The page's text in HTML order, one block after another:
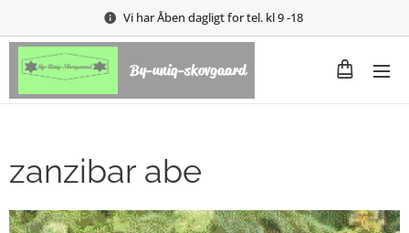
Vi har Åben dagligt for tel. kl 9 -18
By-uniq-skovgaard
zanzibar abe